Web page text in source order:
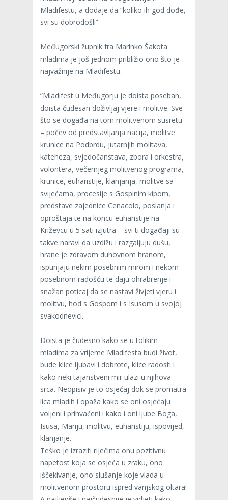
Mladifestu, a dodaje da ”koliko ih god dođe,
svi su dobrodošli”.
Međugorski župnik fra Marinko Šakota
mladima je još jednom približio ono što je
najvažnije na Mladifestu.
”Mladifest u Međugorju je doista poseban,
doista čudesan doživljaj vjere i molitve. Sve
što se događa na tom molitvenom susretu
– počev od predstavljanja nacija, molitve
krunice na Podbrdu, jutarnjih molitava,
kateheza, svjedočanstava, zbora i orkestra,
volontera, večernjeg molitvenog programa,
krunice, euharistije, klanjanja, molitve sa
svijećama, procesije s Gospinim kipom,
predstave zajednice Cenacolo, poslanja i
oproštaja te na koncu euharistije na
Križevcu u 5 sati izjutra – svi ti događaji su
takve naravi da uzdižu i razgaljuju dušu,
hrane je zdravom duhovnom hranom,
ispunjaju nekim posebnim mirom i nekom
posebnom radošću te daju ohrabrenje i
snažan poticaj da se nastavi živjeti vjeru i
molitvu, hod s Gospom i s Isusom u svojoj
svakodnevici.
Doista je čudesno kako se u tolikim
mladima za vrijeme Mladifesta budi život,
bude klice ljubavi i dobrote, klice radosti i
kako neki tajanstveni mir ulazi u njihova
srca. Neopisiv je to osjećaj dok se promatra
lica mladih i opaža kako se oni osjećaju
voljeni i prihvaćeni i kako i oni ljube Boga,
Isusa, Mariju, molitvu, euharistiju, ispovijed,
klanjanje.
Teško je izraziti riječima onu pozitivnu
napetost koja se osjeća u zraku, ono
iščekivanje, ono slušanje koje vlada u
molitvenom prostoru ispred vanjskog oltara!